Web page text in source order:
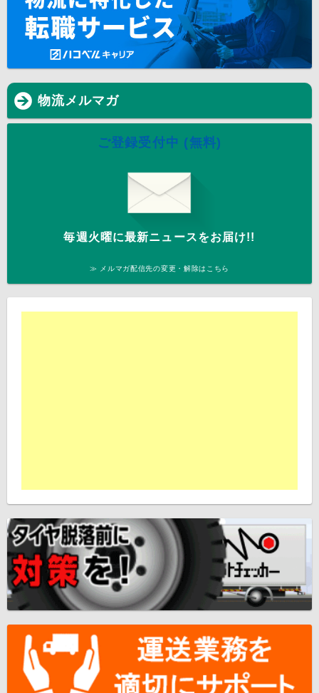
物流メルマガ
ご登録受付中 (無料)
毎週火曜に最新ニュースをお届け!!
≫ メルマガ配信先の変更・解除はこちら